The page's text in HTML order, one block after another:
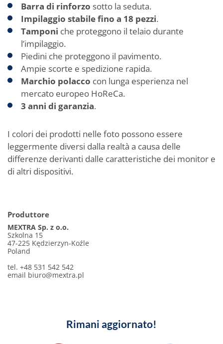
Barra di rinforzo sotto la seduta.
Impilaggio stabile fino a 18 pezzi.
Tamponi che proteggono il telaio durante
l’impilaggio.
Piedini che proteggono il pavimento.
Ampie scorte e spedizione rapida.
Marchio polacco con lunga esperienza nel
mercato europeo HoReCa.
3 anni di garanzia.
I colori dei prodotti nelle foto possono essere
leggermente diversi dalla realtà a causa delle
differenze derivanti dalle caratteristiche dei monitor e
di altri dispositivi.
Produttore
MEXTRA Sp. z o.o.
Szkolna 15
47-225 Kędzierzyn-Koźle
Poland
tel. +48 531 542 542
email biuro@mextra.pl
Rimani aggiornato!